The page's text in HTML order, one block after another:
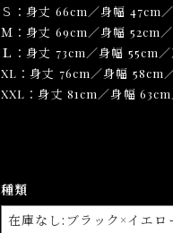
Ｓ：身丈 66cm／身幅 47cm
Ｍ：身丈 69cm／身幅 52cm
Ｌ：身丈 73cm／身幅 55cm
XL：身丈 76cm／身幅 58cm
XXL：身丈 81cm／身幅
種類